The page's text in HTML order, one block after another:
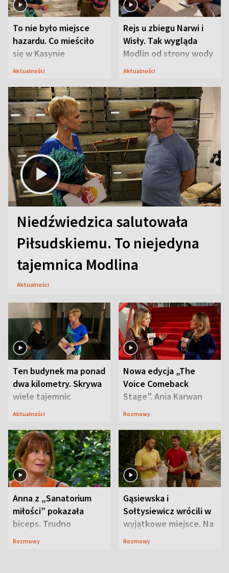
To nie było miejsce
hazardu. Co mieściło
się w Kasynie
Oficerskim?
Aktualności
Rejs u zbiegu Narwi i
Wisły. Tak wygląda
Modlin od strony wody
Aktualności
Niedźwiedzica salutowała
Piłsudskiemu. To niejedyna
tajemnica Modlina
Aktualności
Ten budynek ma ponad
dwa kilometry. Skrywa
wiele tajemnic
Aktualności
Nowa edycja „The
Voice Comeback
Stage”. Ania Karwan
zapowiada
Rozmowy
Anna z „Sanatorium
miłości” pokazała
biceps. Trudno
uwierzyć, co przeszła
Rozmowy
Gąsiewska i
Sołtysiewicz wrócili w
wyjątkowe miejsce. Na
szlaku czekał
Rozmowy